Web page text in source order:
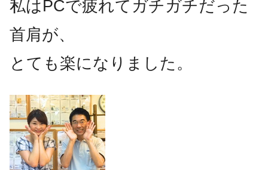
私はPCで疲れてガチガチだった
首肩が、
とても楽になりました。